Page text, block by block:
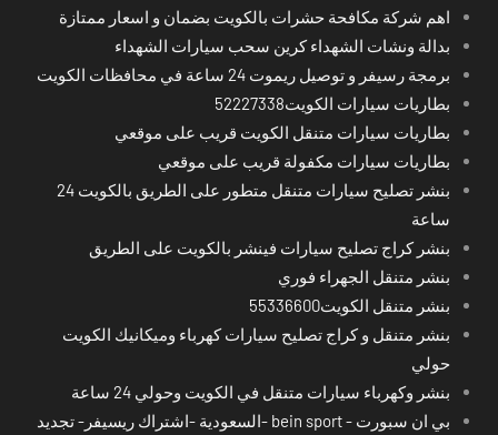
اهم شركة مكافحة حشرات بالكويت بضمان و اسعار ممتازة
بدالة ونشات الشهداء كرين سحب سيارات الشهداء
برمجة رسيفر و توصيل ريموت 24 ساعة في محافظات الكويت
بطاريات سيارات الكويت52227338
بطاريات سيارات متنقل الكويت قريب على موقعي
بطاريات سيارات مكفولة قريب على موقعي
بنشر تصليح سيارات متنقل متطور على الطريق بالكويت 24
ساعة
بنشر كراج تصليح سيارات فينشر بالكويت على الطريق
بنشر متنقل الجهراء فوري
بنشر متنقل الكويت55336600
بنشر متنقل و كراج تصليح سيارات كهرباء وميكانيك الكويت
حولي
بنشر وكهرباء سيارات متنقل في الكويت وحولي 24 ساعة
بي ان سبورت - bein sport -السعودية -اشتراك ريسيفر- تجديد